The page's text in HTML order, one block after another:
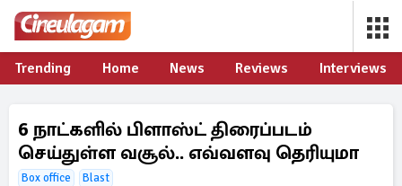
Trending Home News Reviews Interviews
6 நாட்களில் பிளாஸ்ட் திரைப்படம்
செய்துள்ள வசூல்.. எவ்வளவு தெரியுமா
Box office
Blast